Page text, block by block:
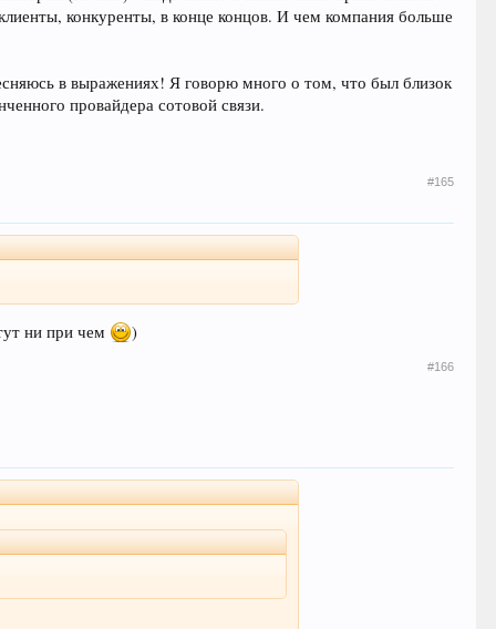
конкуренты, в конце концов. И чем компания больше
в выражениях! Я говорю много о том, что был близок
провайдера сотовой связи.
#165
ни при чем )
#166